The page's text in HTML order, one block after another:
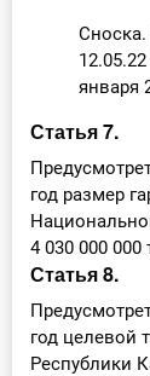
Сноска.
января
Статья 7.
год размер
4 030 000 000
Статья 8.
год целевой
Республики